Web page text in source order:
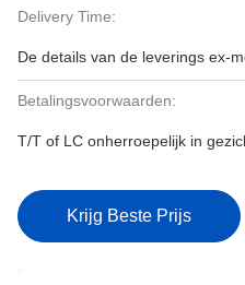
Delivery Time:
De details van de leverings ex-
Betalingsvoorwaarden:
T/T of LC onherroepelijk in
Krijg Beste Prijs